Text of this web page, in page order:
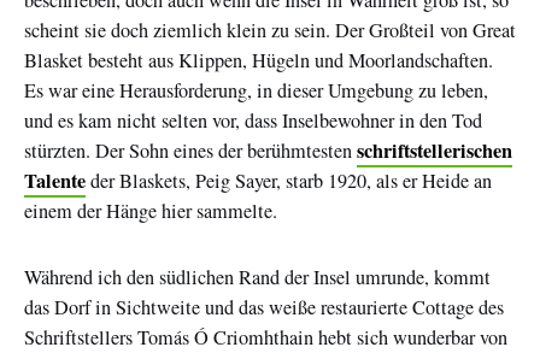
scheint sie doch ziemlich klein zu sein. Der Großteil von Great
Blasket besteht aus Klippen, Hügeln und Moorlandschaften.
Es war eine Herausforderung, in dieser Umgebung zu leben,
und es kam nicht selten vor, dass Inselbewohner in den Tod
stürzten. Der Sohn eines der berühmtestenschriftstellerischen
Talenteder Blaskets, Peig Sayer, starb 1920, als er Heide an
einem der Hänge hier sammelte.
Während ich den südlichen Rand der Insel umrunde, kommt
das Dorf in Sichtweite und das weiße restaurierte Cottage des
Schriftstellers Tomás Ó Criomhthain hebt sich wunderbar von